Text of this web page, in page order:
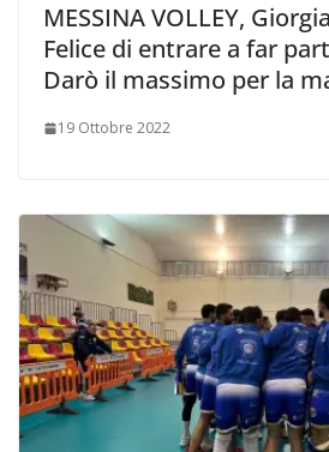
MESSINA VOLLEY,
Felice di entrare a far
Darò il massimo per la
19 Ottobre 2022